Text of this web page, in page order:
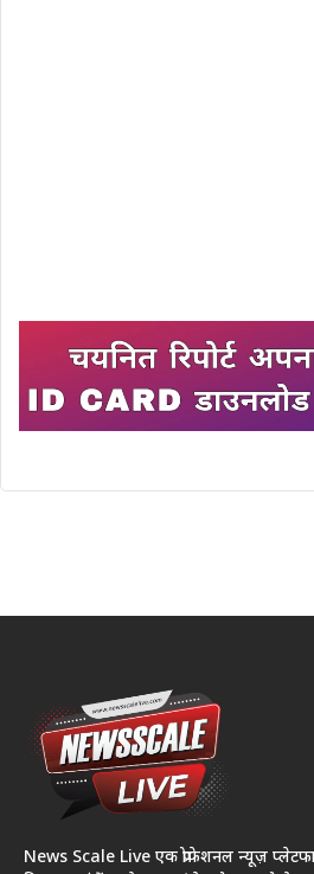
News Scale Live एक प्रोफेशनल न्यूज़